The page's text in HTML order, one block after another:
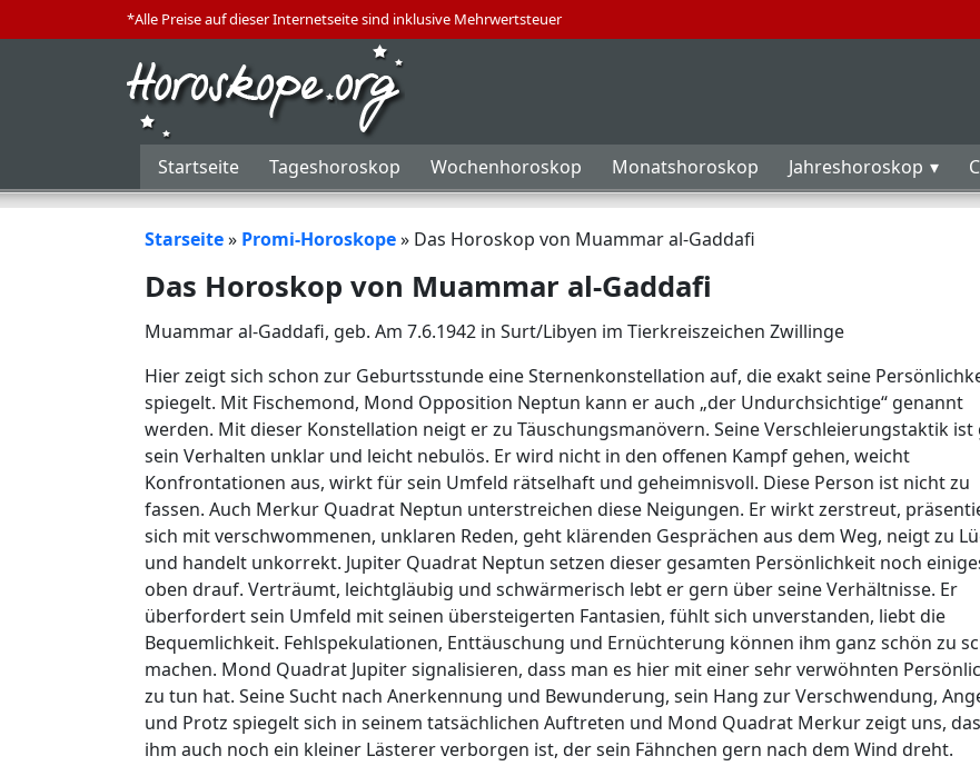
*Alle Preise auf dieser Internetseite sind inklusive Mehrwertsteuer
Startseite Tageshoroskop Wochenhoroskop Monatshoroskop Jahreshoroskop
Starseite» Promi-Horoskope» Das Horoskop von Muammar al-Gaddafi
Das Horoskop von Muammar al-Gaddafi
Muammar al-Gaddafi, geb. Am 7.6.1942 in Surt/Libyen im Tierkreiszeichen Zwillinge
Hier zeigt sich schon zur Geburtsstunde eine Sternenkonstellation auf, die exakt seine
spiegelt. Mit Fischemond, Mond Opposition Neptun kann er auch „der Undurchsichtige“ genannt
werden. Mit dieser Konstellation neigt er zu Täuschungsmanövern. Seine Verschleierungstaktik ist
sein Verhalten unklar und leicht nebulös. Er wird nicht in den offenen Kampf gehen, weicht
Konfrontationen aus, wirkt für sein Umfeld rätselhaft und geheimnisvoll. Diese Person ist nicht zu
fassen. Auch Merkur Quadrat Neptun unterstreichen diese Neigungen. Er wirkt zerstreut,
sich mit verschwommenen, unklaren Reden, geht klärenden Gesprächen aus dem Weg, neigt zu
und handelt unkorrekt. Jupiter Quadrat Neptun setzen dieser gesamten Persönlichkeit noch
oben drauf. Verträumt, leichtgläubig und schwärmerisch lebt er gern über seine Verhältnisse. Er
überfordert sein Umfeld mit seinen übersteigerten Fantasien, fühlt sich unverstanden, liebt die
Bequemlichkeit. Fehlspekulationen, Enttäuschung und Ernüchterung können ihm ganz schön zu
machen. Mond Quadrat Jupiter signalisieren, dass man es hier mit einer sehr verwöhnten
zu tun hat. Seine Sucht nach Anerkennung und Bewunderung, sein Hang zur Verschwendung,
und Protz spiegelt sich in seinem tatsächlichen Auftreten und Mond Quadrat Merkur zeigt uns,
ihm auch noch ein kleiner Lästerer verborgen ist, der sein Fähnchen gern nach dem Wind dreht.